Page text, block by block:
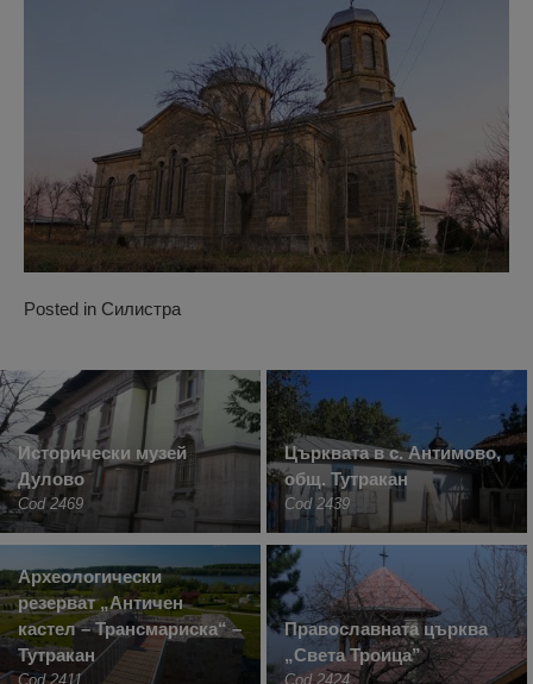
Posted in Силистра
Исторически музей
Дулово
Cod 2469
Църквата в с. Антимово,
общ. Тутракан
Cod 2439
Археологически
резерват „Античен
кастел – Трансмариска“ –
Тутракан
Cod 2411
Православната църква
„Света Троица”
Cod 2424